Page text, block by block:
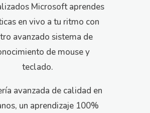
Microsoft aprendes
en vivo a tu ritmo con
avanzado sistema de
de mouse y
teclado.
avanzada de calidad en
un aprendizaje 100%